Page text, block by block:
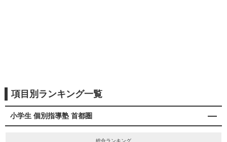
項目別ランキング一覧
小学生 個別指導塾 首都圏
総合ランキング